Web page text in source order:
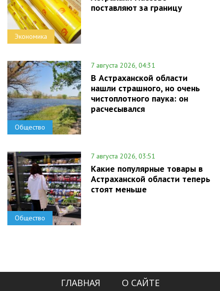
Экономика
поставляют за границу
Общество
7 августа 2026, 04:31
В Астраханской области
нашли страшного, но очень
чистоплотного паука: он
расчесывался
Общество
7 августа 2026, 03:51
Какие популярные товары в
Астраханской области теперь
стоят меньше
ГЛАВНАЯ
О САЙТЕ